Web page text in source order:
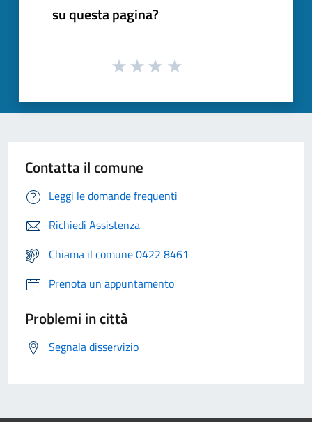
su questa pagina?
Contatta il comune
Leggi le domande frequenti
Richiedi Assistenza
Chiama il comune 0422 8461
Prenota un appuntamento
Problemi in città
Segnala disservizio